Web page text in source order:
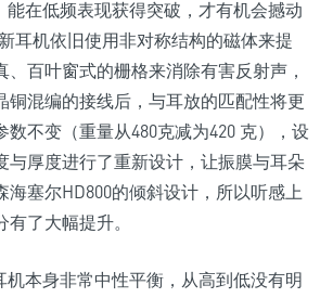
能在低频表现获得突破，才有机会撼动
耳机依旧使用非对称结构的磁体来提
、百叶窗式的栅格来消除有害反射声，
铜混编的接线后，与耳放的匹配性将更
数不变（重量从480克减为420 克），设
与厚度进行了重新设计，让振膜与耳朵
海塞尔HD800的倾斜设计，所以听感上
了大幅提升。
机本身非常中性平衡，从高到低没有明